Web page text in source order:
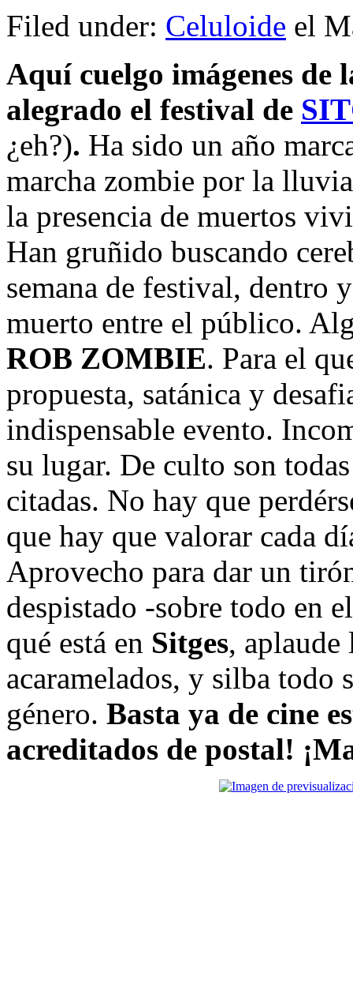
Filed under: Celuloide el
Aquí cuelgo imágenes de
alegrado el festival de
¿eh?). Ha sido un año
marcha zombie por la
la presencia de muertos
Han gruñido buscando
semana de festival, dentro
muerto entre el público.
ROB ZOMBIE. Para el
propuesta, satánica y
indispensable evento.
su lugar. De culto son
citadas. No hay que
que hay que valorar cada
Aprovecho para dar un
despistado -sobre todo en
qué está en Sitges, aplaude
acaramelados, y silba todo
género. Basta ya de cine
acreditados de postal!